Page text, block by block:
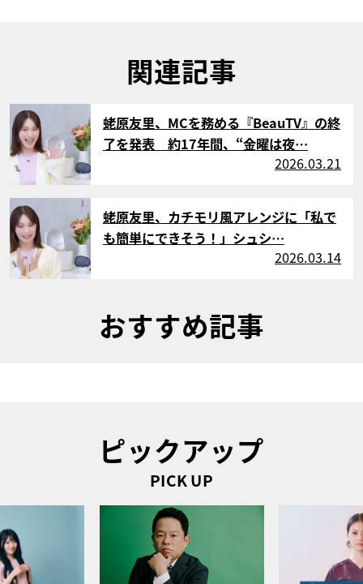
関連記事
サムネイル
蛯原友里、MCを務める『BeauTV』の終
了を発表 約17年間、“金曜は夜…
2026.03.21
サムネイル
蛯原友里、カチモリ風アレンジに「私で
も簡単にできそう！」シュシ…
2026.03.14
おすすめ記事
ピックアップ
PICK UP